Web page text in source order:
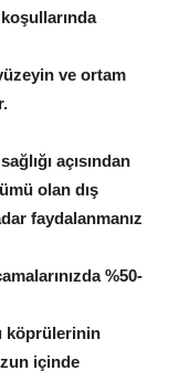
ve ortam
açısından
olan dış
faydalanmanız
%50-
köprülerinin
içinde